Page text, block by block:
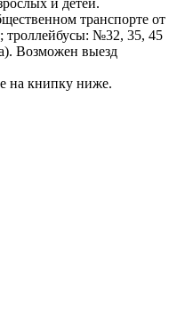
транспорте от
троллейбусы: №32, 35, 45
Возможен выезд
на книпку ниже.